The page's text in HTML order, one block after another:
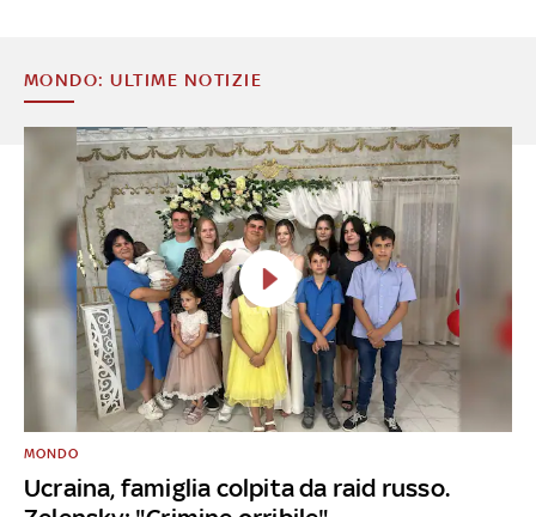
MONDO: ULTIME NOTIZIE
Ucraina, famiglia colpita da raid russo.
MONDO